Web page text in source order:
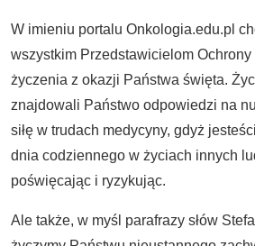
W imieniu portalu Onkologia.edu.pl
wszystkim Przedstawicielom
życzenia z okazji Państwa święta.
znajdowali Państwo odpowiedzi na
siłę w trudach medycyny, gdyż
dnia codziennego w życiach innych
poświęcając i ryzykując.
Ale także, w myśl parafrazy słów